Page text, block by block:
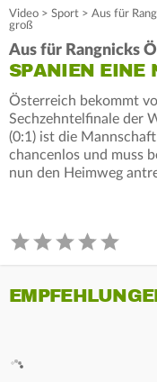
Video > Sport > Aus für
groß
Aus für Rangnicks
SPANIEN EINE
Österreich bekommt
Sechzehntelfinale der
(0:1) ist die
chancenlos und muss
nun den Heimweg